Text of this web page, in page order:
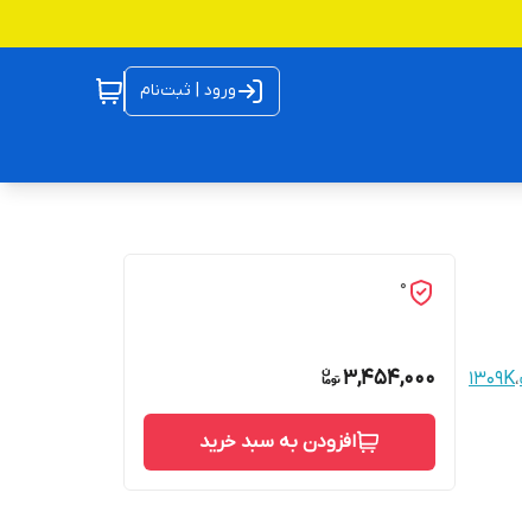
ورود | ثبت‌نام
،1309K
0
3,454,000
افزودن به سبد خرید